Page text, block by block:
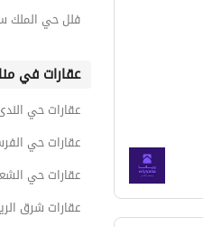
فلل حي الملك
عقارات في
عقارات حي
عقارات حي
عقارات حي
عقارات شرق